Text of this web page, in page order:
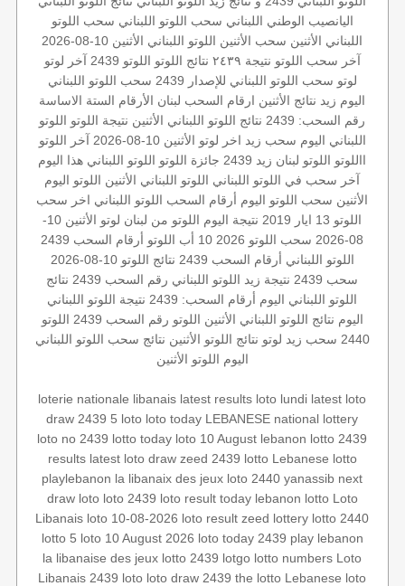
اليانصيب الوطني اللبناني سحب اللوتو اللبناني سحب اللوتو
اللبناني الأثنين سحب الأثنين اللوتو اللبناني الأثنين 10-08-2026
آخر سحب اللوتو نتيجة ٢٤٣٩ نتائج اللوتو اللوتو 2439
آخر لوتو
لوتو سحب اللوتو اللبناني للإصدار 2439
سحب اللوتو اللبناني
اليوم زيد نتائج الأثنين ارقام السحب لبنان الأرقام الستة الاساسة
رقم السحب: 2439
نتائج اللوتو اللبناني الأثنين نتيجة اللوتو اللوتو
اللبناني اليوم سحب زيد اخر لوتو الأثنين 10-08-2026
آخر اللوتو
االلوتو اللوتو لبنان زيد 2439 جائزة اللوتو اللوتو اللبناني هذا اليوم
آخر سحب في اللوتو اللبناني اللوتو اللبناني الأثنين اللوتو اليوم
الأثنين سحب اللوتو اليوم أرقام السحب اللوتو اللبناني اخر سحب
اللوتو 13 ايار 2019
نتيجة اليوم اللوتو من لبنان
لوتو الأثنين 10-
08-2026
سحب اللوتو 2026 10 أب
اللوتو أرقام السحب 2439
اللوتو اللبناني أرقام السحب 2439
نتائج اللوتو 10-08-2026
سحب 2439
نتيجة زيد اللوتو اللبناني رقم السحب 2439
نتائج
اللوتو اللبناني اليوم أرقام السحب: 2439
نتيجة اللوتو اللبناني
اليوم نتائج اللوتو اللبناني الأثنين اللوتو رقم السحب 2439
اللوتو
2440 سحب زيد لوتو نتائج اللوتو الأثنين نتائج سحب اللوتو اللبناني
اليوم اللوتو الأثنين
loterie nationale libanais latest results loto lundi latest loto
draw 2439 5 loto loto today LEBANESE national lottery
loto no 2439 lotto today loto 10 August lebanon lotto 2439
results latest loto draw zeed 2439 lotto Lebanese lotto
playlebanon la libanaix des jeux loto 2440 yanassib next
draw loto loto 2439 loto result today lebanon lotto Loto
Libanais loto 10-08-2026 loto result zeed lottery lotto 2440
lotto 5 loto 10 August 2026 loto today 2439 play lebanon
la libanaise des jeux lotto 2439 lotgo lotto numbers Loto
Libanais 2439 loto loto draw 2439 the lotto Lebanese loto